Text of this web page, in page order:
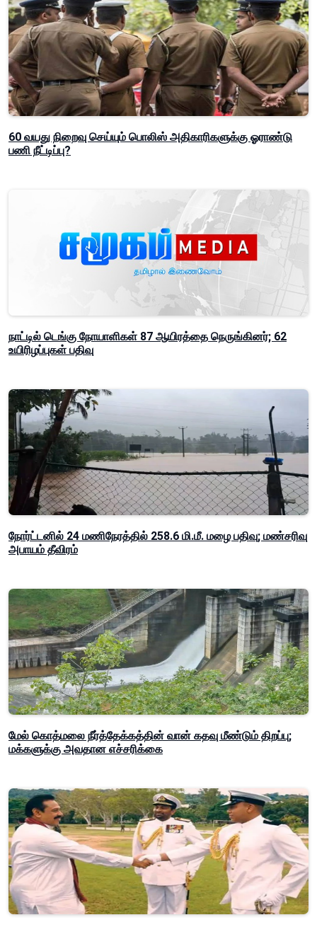
60 வயது நிறைவு செய்யும் பொலிஸ் அதிகாரிகளுக்கு ஓராண்டு
பணி நீட்டிப்பு?
நாட்டில் டெங்கு நோயாளிகள் 87 ஆயிரத்தை நெருங்கினர்; 62
உயிரிழப்புகள் பதிவு
நோர்ட்டனில் 24 மணிநேரத்தில் 258.6 மி.மீ. மழை பதிவு; மண்சரிவு
அபாயம் தீவிரம்
மேல் கொத்மலை நீர்த்தேக்கத்தின் வான் கதவு மீண்டும் திறப்பு;
மக்களுக்கு அவதான எச்சரிக்கை